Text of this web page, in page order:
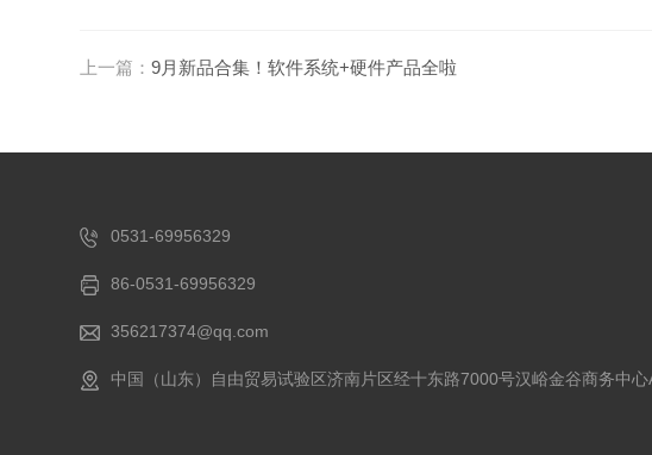
上一篇：9月新品合集！软件系统+硬件产品全啦
0531-69956329
86-0531-69956329
356217374@qq.com
中国（山东）自由贸易试验区济南片区经十东路7000号汉峪金谷商务中